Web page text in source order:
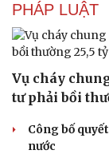
PHÁP LUẬT
Vụ cháy
tư phải bồi
Công bố
nước